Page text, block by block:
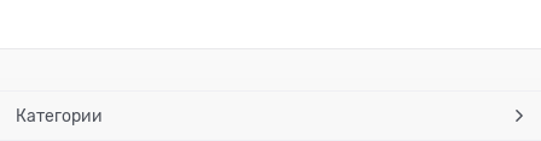
Категории